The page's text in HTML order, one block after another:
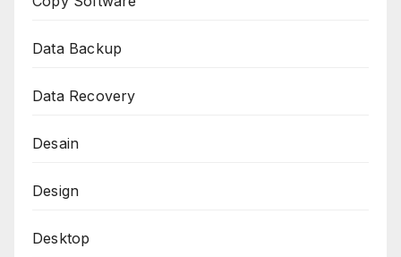
Data Backup
Data Recovery
Desain
Design
Desktop